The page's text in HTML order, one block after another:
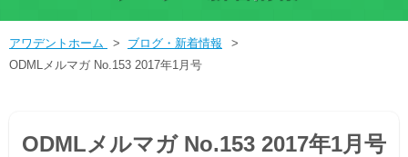
アワデントホーム > ブログ・新着情報
>
ODMLメルマガ No.153 2017年1月号
ODMLメルマガ No.153 2017年1月号